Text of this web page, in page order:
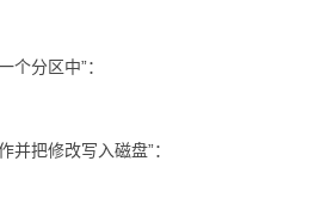
个分区中”：
并把修改写入磁盘”：